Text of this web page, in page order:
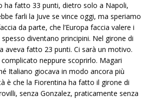
ha fatto 33 punti, dietro solo a Napoli,
farli la Juve se vince oggi, ma speriamo
da parte, che l’Europa faccia valere i
diventano principini. Nel girone di
aveva fatto 23 punti. Ci sarà un motivo.
neppure scoprirlo. Magari
Italiano giocava in modo ancora più
è che la Fiorentina ha fatto il girone di
senza Gonzalez, praticamente senza